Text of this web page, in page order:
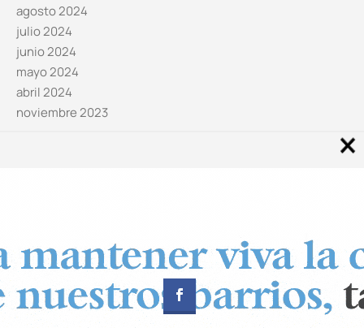
agosto 2024
julio 2024
junio 2024
mayo 2024
abril 2024
noviembre 2023